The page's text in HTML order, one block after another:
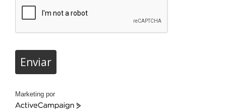
Enviar
Marketing por
ActiveCampaign